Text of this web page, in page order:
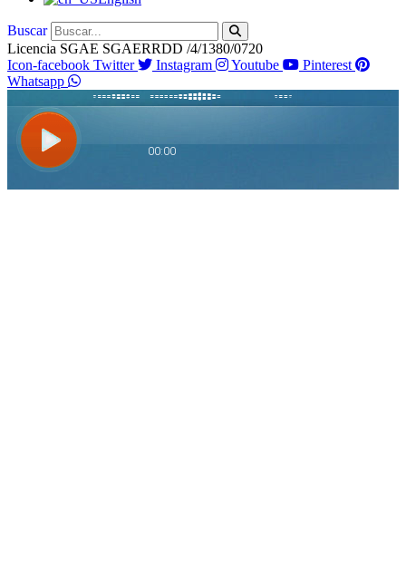
Buscar
Licencia SGAE SGAERRDD /4/1380/0720
Icon-facebook Twitter Instagram Youtube
Pinterest
Whatsapp